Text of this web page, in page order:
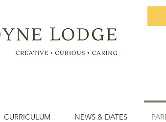
CURRICULUM NEWS & DATES